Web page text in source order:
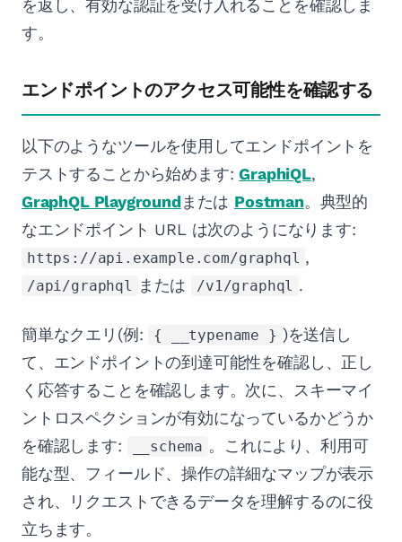
を返し、有効な認証を受け入れることを確認しま
す。
エンドポイントのアクセス可能性を確認する
以下のようなツールを使用してエンドポイントを
テストすることから始めます:GraphiQL,
GraphQL Playgroundまたは Postman。典型的
なエンドポイント URL は次のようになります:
https://api.example.com/graphql ,
/api/graphql または /v1/graphql .
簡単なクエリ(例: { __typename } )を送信し
て、エンドポイントの到達可能性を確認し、正し
く応答することを確認します。次に、スキーマイ
ントロスペクションが有効になっているかどうか
を確認します:
__schema 。これにより、利用可
能な型、フィールド、操作の詳細なマップが表示
され、リクエストできるデータを理解するのに役
立ちます。